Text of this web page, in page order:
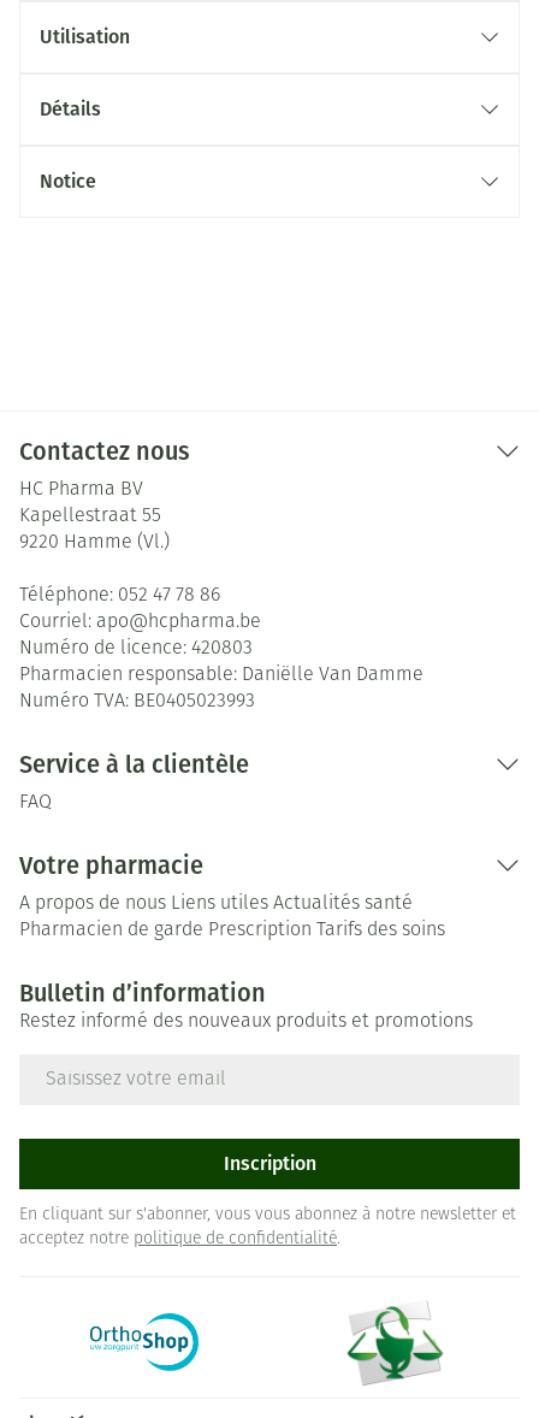
Utilisation
Détails
Notice
Contactez nous
HC Pharma BV
Kapellestraat 55
9220 Hamme (Vl.)
Téléphone: 052 47 78 86
Courriel: apo@hcpharma.be
Numéro de licence: 420803
Pharmacien responsable: Daniëlle Van Damme
Numéro TVA: BE0405023993
Service à la clientèle
FAQ
Votre pharmacie
A propos de nous Liens utiles Actualités santé
Pharmacien de garde Prescription Tarifs des soins
Bulletin d’information
Restez informé des nouveaux produits et promotions
Inscription
En cliquant sur s'abonner, vous vous abonnez à notre newsletter et
acceptez notre politique de confidentialité.